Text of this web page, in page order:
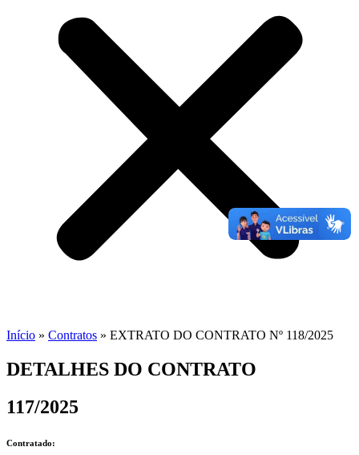
Início » Contratos » EXTRATO DO CONTRATO Nº 118/2025
DETALHES DO CONTRATO​
117/2025
Contratado: